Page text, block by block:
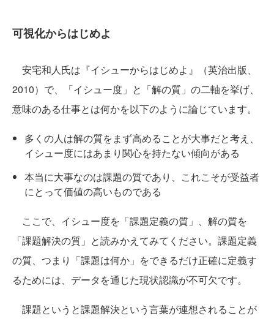
可視化からはじめよ
安宅和人氏は『イシューからはじめよ』（英治出版、
2010）で、「イシュー度」と「解の質」の二軸を挙げ、
意味のある仕事とは何かを以下のように論じています。
多くの人は解の質をまず高めることが大事だと考え、
イシュー度にはあまり関心を持たない傾向がある
本当に大事なのは課題の質であり、これこそが受益者
にとって価値の高いものである
ここで、イシュー度を「課題定義の質」、解の質を
「課題解決の質」と読みかえてみてください。課題定義
の質、つまり「課題は何か」をできるだけ正確に定義す
るためには、データを通じた現状認識が不可欠です。
課題というと課題解決という言葉が連想されることが